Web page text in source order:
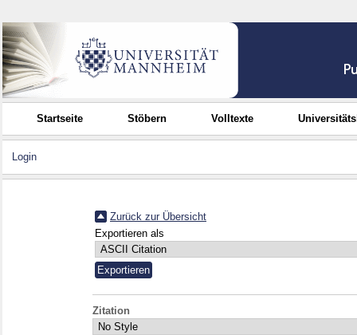
Startseite Stöbern Volltexte
Login
Zurück zur Übersicht
Exportieren als
Zitation